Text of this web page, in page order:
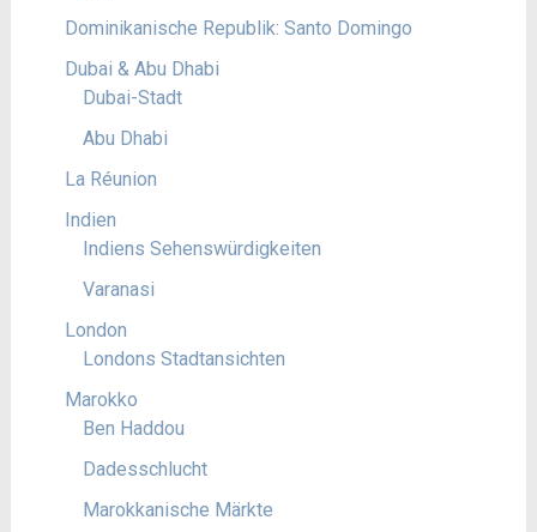
Dominikanische Republik: Santo Domingo
Dubai & Abu Dhabi
Dubai-Stadt
Abu Dhabi
La Réunion
Indien
Indiens Sehenswürdigkeiten
Varanasi
London
Londons Stadtansichten
Marokko
Ben Haddou
Dadesschlucht
Marokkanische Märkte